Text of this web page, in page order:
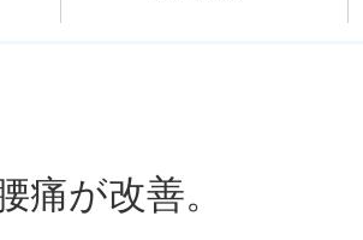
痛が改善。